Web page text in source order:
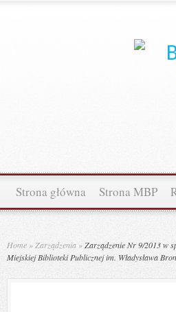
Strona główna Strona MBP
Home » Zarządzenia » Zarządzenie Nr 9/2013 w
Miejskiej Biblioteki Publicznej im. Władysława